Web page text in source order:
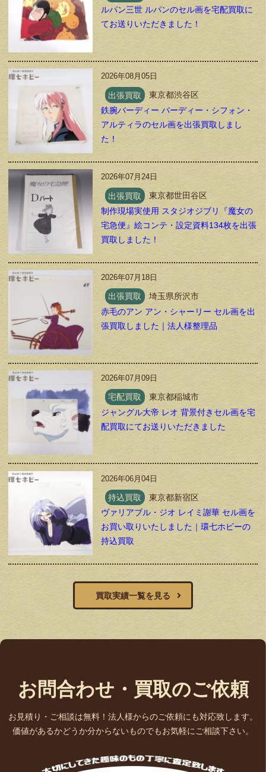
ルパン三世 ルパンのセル画を宅配買取に
てお送りいただきました！
2026年08月05日
出張買取
東京都渋谷区
鉄腕バーディー バーディー・シフォン・
アルティラのセル画を出張買取しまし
た！
2026年07月24日
出張買取
東京都世田谷区
制作現場実使用 スタジオジブリ『魔女の
宅急便』絵コンテ・設定資料134枚を出張
買取しました！
2026年07月18日
出張買取
埼玉県所沢市
赤毛のアン アン・シャーリー セル画を出
張買取しました｜法人様整理品
2026年07月09日
宅配買取
東京都稲城市
ジャングル大帝 レオ 背景付きセル画を宅
配買取にてお送りいただきました
2026年06月04日
持込買取
東京都新宿区
ヴァリアブル・ジオ レイミ謝華 セル画を
お買い取りいたしました｜環七ホビーの
持込買取
買取実績一覧を見る
お問合わせ・買取のご依頼
お見積り・ご相談は無料！法人様からのご依頼にも対応致します。
価値があるかどうか分からないものでもお気軽にご相談下さい。